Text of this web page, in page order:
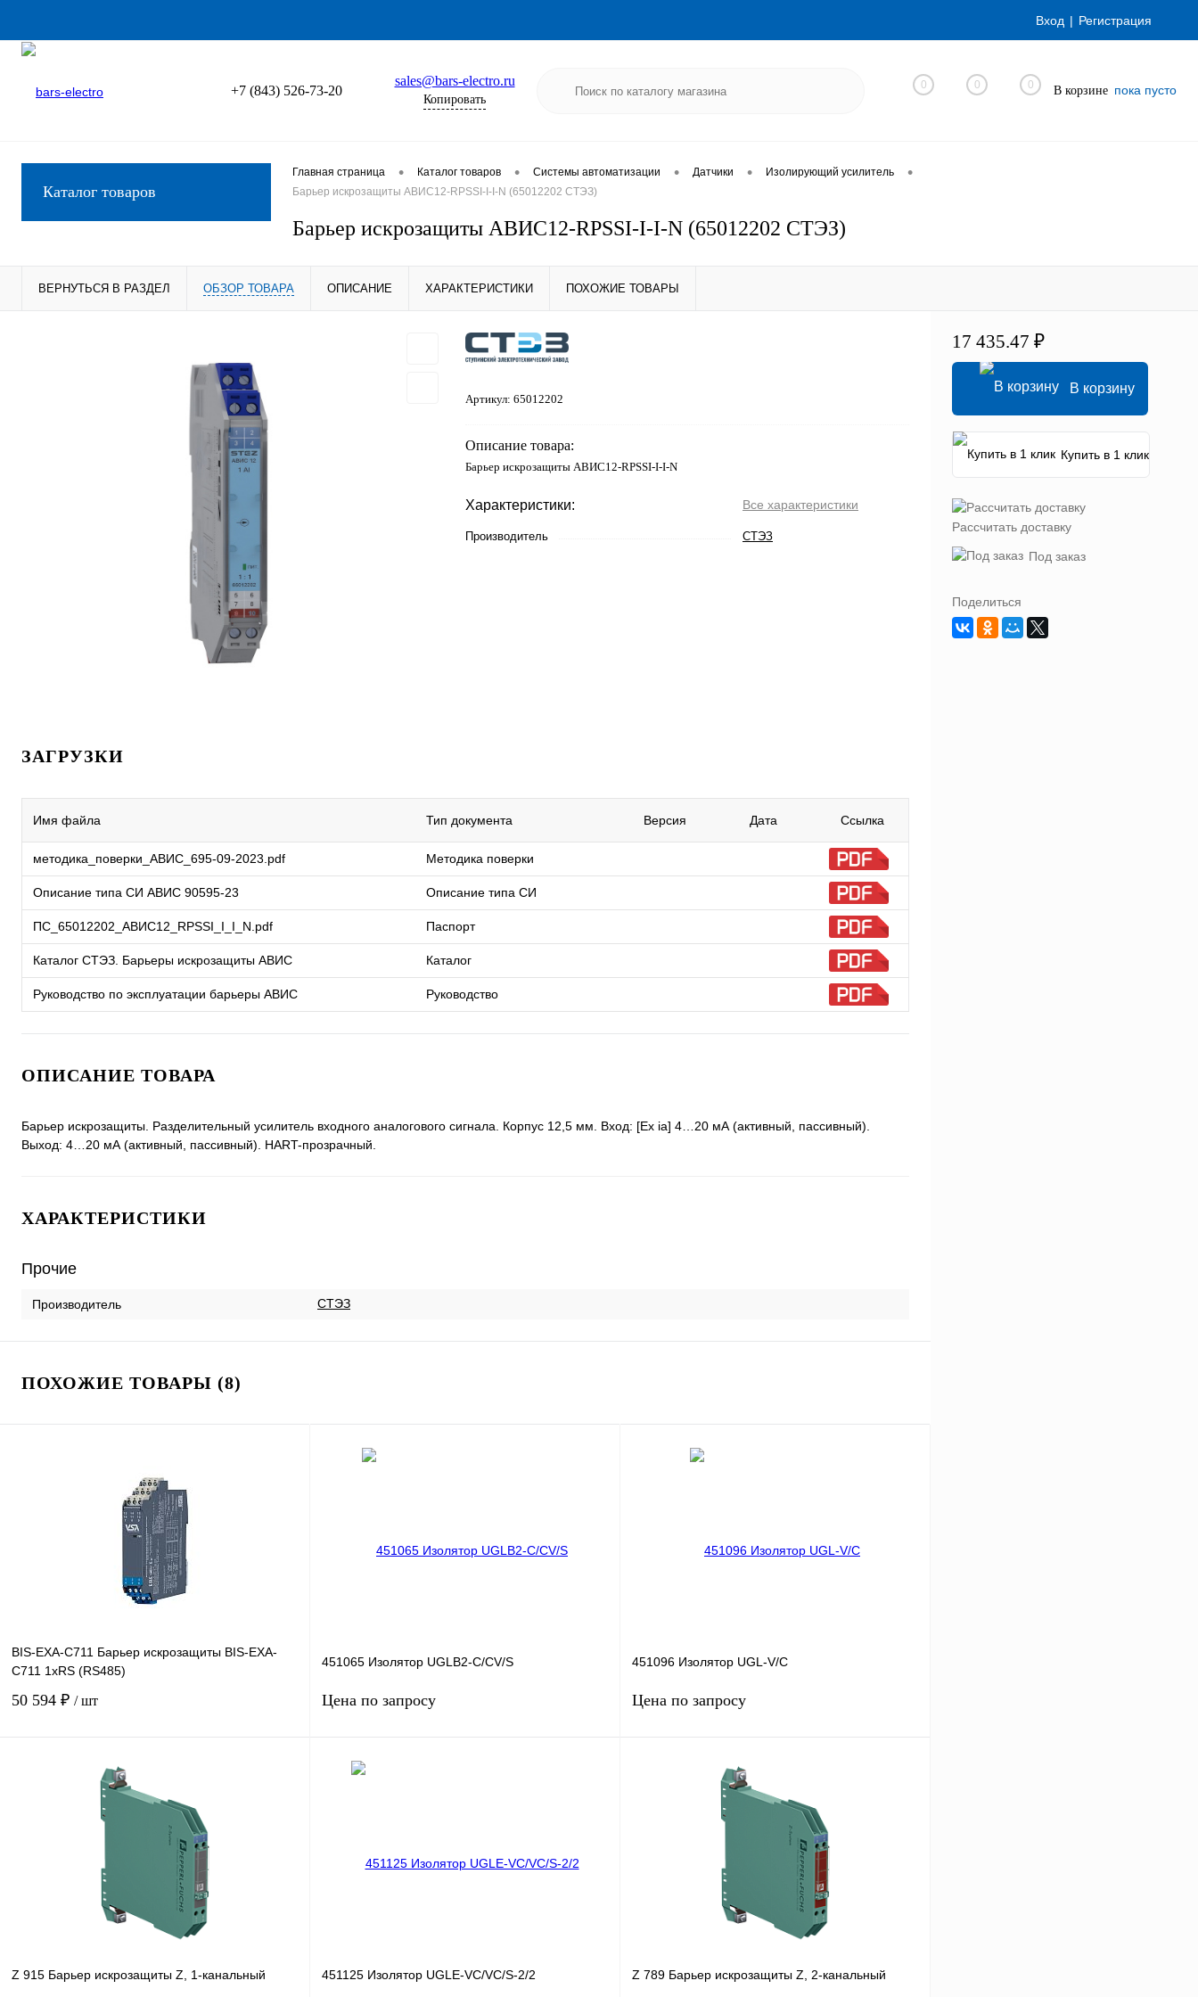
Вход Регистрация
+7 (843) 526-73-20
sales@bars-electro.ru
Копировать
0 0 0 В корзине пока пусто
Каталог товаров
Главная страница • Каталог товаров • Системы автоматизации • Датчики • Изолирующий усилитель •
Барьер искрозащиты АВИС12-RPSSI-I-I-N (65012202 СТЭЗ)
Барьер искрозащиты АВИС12-RPSSI-I-I-N (65012202 СТЭЗ)
ВЕРНУТЬСЯ В РАЗДЕЛ ОБЗОР ТОВАРА ОПИСАНИЕ ХАРАКТЕРИСТИКИ ПОХОЖИЕ ТОВАРЫ
Артикул: 65012202
Описание товара:
Барьер искрозащиты АВИС12-RPSSI-I-I-N
Характеристики: Все характеристики
Производитель СТЭЗ
ЗАГРУЗКИ
Имя файла Тип документа Версия Дата Ссылка
методика_поверки_АВИС_695-09-2023.pdf Методика поверки
Описание типа СИ АВИС 90595-23 Описание типа СИ
ПС_65012202_АВИС12_RPSSI_I_I_N.pdf Паспорт
Каталог СТЭЗ. Барьеры искрозащиты АВИС Каталог
Руководство по эксплуатации барьеры АВИС Руководство
ОПИСАНИЕ ТОВАРА
Барьер искрозащиты. Разделительный усилитель входного аналогового сигнала. Корпус 12,5 мм. Вход: [Ex ia] 4…20 мА (активный, пассивный).
Выход: 4…20 мА (активный, пассивный). HART-прозрачный.
ХАРАКТЕРИСТИКИ
Прочие
Производитель СТЭЗ
ПОХОЖИЕ ТОВАРЫ (8)
BIS-EXA-C711 Барьер искрозащиты BIS-EXA-
C711 1хRS (RS485)
50 594 ₽ / шт
Купить в 1 клик Сравнение
наличии
451065 Изолятор UGLB2-C/CV/S
Цена по запросу
451096 Изолятор UGL‐V/C
Цена по запросу
Запросить цену
Купить в 1 клик Сравнение
Под заказ
Z 915 Барьер искрозащиты Z, 1-канальный 451125 Изолятор UGLE‐VC/VC/S‐2/2 Z 789 Барьер искрозащиты Z, 2-канальный
17 435.47 ₽
В корзину
Купить в 1 клик
Рассчитать доставку
Под заказ
Поделиться